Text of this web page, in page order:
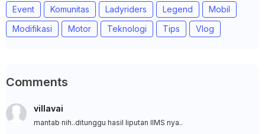
Event
Komunitas Ladyriders Legend
Mobil
Modifikasi
Motor Teknologi Tips Vlog
Comments
villavai
mantab nih..ditunggu hasil liputan IIMS nya..